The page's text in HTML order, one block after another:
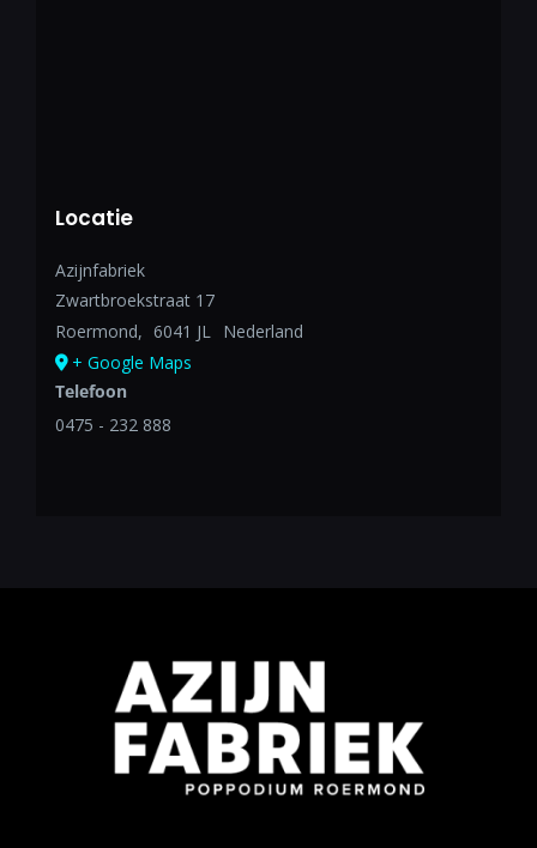
Locatie
Azijnfabriek
Zwartbroekstraat 17
Roermond, 6041 JL
Nederland
+ Google Maps
Telefoon
0475 - 232 888